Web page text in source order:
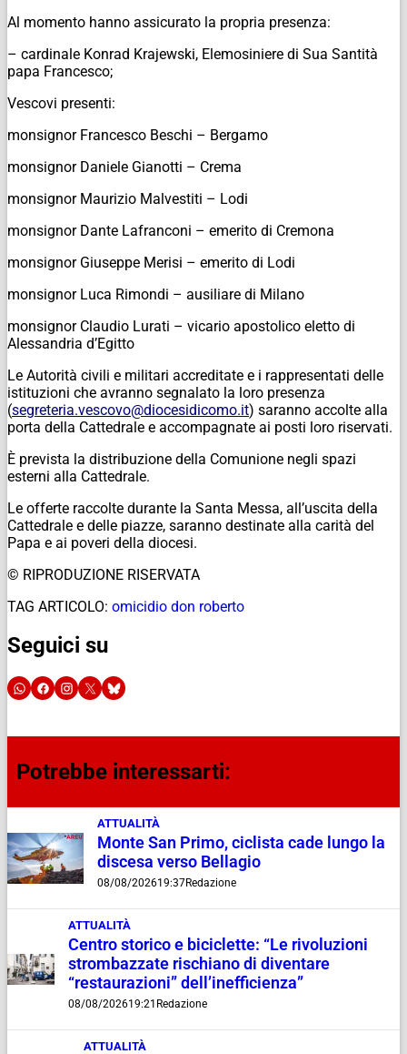
Al momento hanno assicurato la propria presenza:
– cardinale Konrad Krajewski, Elemosiniere di Sua Santità
papa Francesco;
Vescovi presenti:
monsignor Francesco Beschi – Bergamo
monsignor Daniele Gianotti – Crema
monsignor Maurizio Malvestiti – Lodi
monsignor Dante Lafranconi – emerito di Cremona
monsignor Giuseppe Merisi – emerito di Lodi
monsignor Luca Rimondi – ausiliare di Milano
monsignor Claudio Lurati – vicario apostolico eletto di
Alessandria d’Egitto
Le Autorità civili e militari accreditate e i rappresentati delle
istituzioni che avranno segnalato la loro presenza
(segreteria.vescovo@diocesidicomo.it) saranno accolte alla
porta della Cattedrale e accompagnate ai posti loro riservati.
È prevista la distribuzione della Comunione negli spazi
esterni alla Cattedrale.
Le offerte raccolte durante la Santa Messa, all’uscita della
Cattedrale e delle piazze, saranno destinate alla carità del
Papa e ai poveri della diocesi.
© RIPRODUZIONE RISERVATA
TAG ARTICOLO: omicidio don roberto
Seguici su
Potrebbe interessarti:
ATTUALITÀ
Monte San Primo, ciclista cade lungo la
discesa verso Bellagio
08/08/202619:37Redazione
ATTUALITÀ
Centro storico e biciclette: “Le rivoluzioni
strombazzate rischiano di diventare
“restaurazioni” dell’inefficienza”
08/08/202619:21 Redazione
ATTUALITÀ